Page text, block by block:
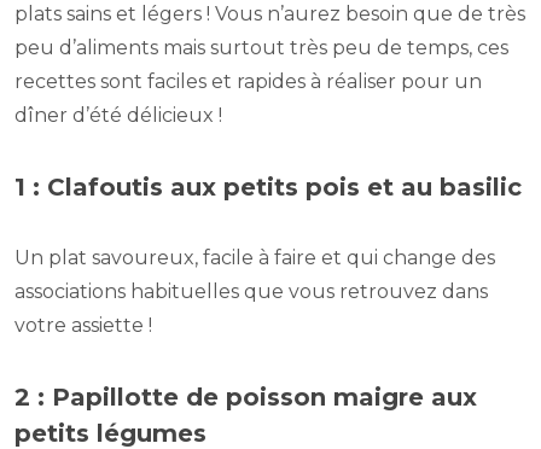
plats sains et légers ! Vous n’aurez besoin que de très
peu d’aliments mais surtout très peu de temps, ces
recettes sont faciles et rapides à réaliser pour un
dîner d’été délicieux !
1 : Clafoutis aux petits pois et au basilic
Un plat savoureux, facile à faire et qui change des
associations habituelles que vous retrouvez dans
votre assiette !
2 : Papillotte de poisson maigre aux
petits légumes